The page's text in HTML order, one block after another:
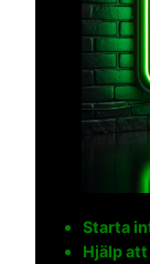
Starta
Hjälp